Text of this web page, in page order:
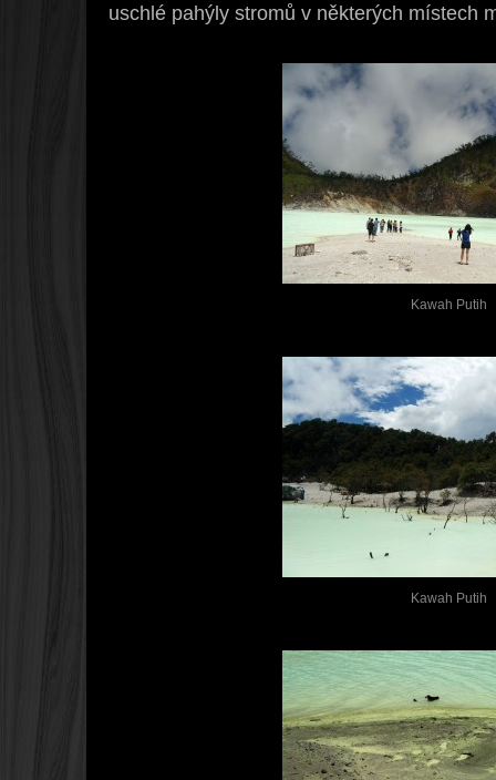
uschlé pahýly stromů v některých místech
Kawah Putih
Kawah Putih